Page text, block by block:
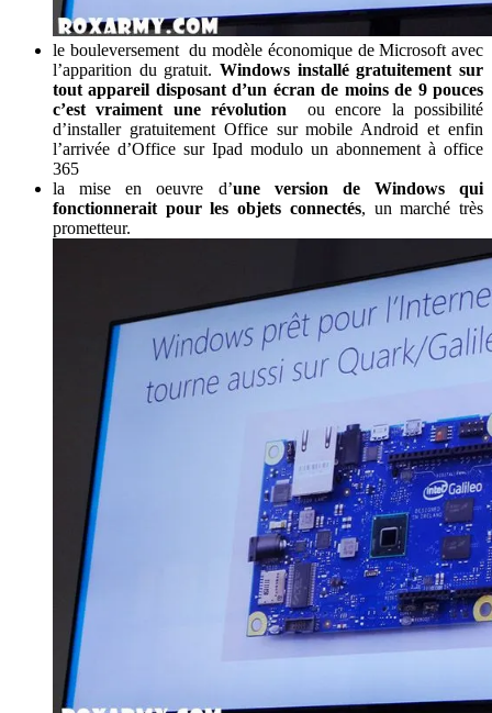
le bouleversement du modèle économique de Microsoft avec
l’apparition du gratuit. Windows installé gratuitement sur
tout appareil disposant d’un écran de moins de 9 pouces
c’est vraiment une révolution ou encore la possibilité
d’installer gratuitement Office sur mobile Android et enfin
l’arrivée d’Office sur Ipad modulo un abonnement à office
365
la mise en oeuvre d’une version de Windows qui
fonctionnerait pour les objets connectés, un marché très
prometteur.